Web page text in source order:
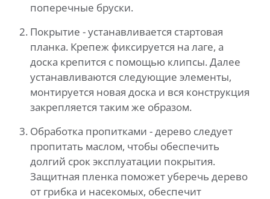
поперечные бруски.
Покрытие - устанавливается стартовая
планка. Крепеж фиксируется на лаге, а
доска крепится с помощью клипсы. Далее
устанавливаются следующие элементы,
монтируется новая доска и вся конструкция
закрепляется таким же образом.
Обработка пропитками - дерево следует
пропитать маслом, чтобы обеспечить
долгий срок эксплуатации покрытия.
Защитная пленка поможет уберечь дерево
от грибка и насекомых, обеспечит